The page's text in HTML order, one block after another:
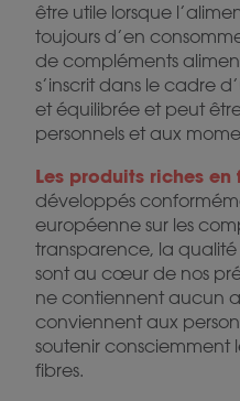
être utile lorsque
toujours d’en
de compléments
s’inscrit dans le cadre
et équilibrée et peut
personnels et aux
Les produits riches en
développés
européenne sur les
transparence, la qualité
sont au cœur de nos
ne contiennent aucun
conviennent aux
soutenir consciemment
fibres.